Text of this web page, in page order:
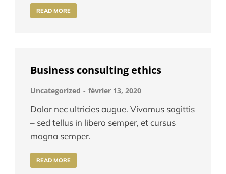
READ MORE
Business consulting ethics
Uncategorized février 13, 2020
Dolor nec ultricies augue. Vivamus sagittis
– sed tellus in libero semper, et cursus
magna semper.
READ MORE